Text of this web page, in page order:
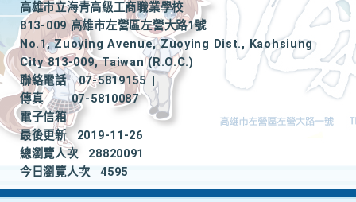
高雄市立海青高級工商職業學校
813-009 高雄市左營區左營大路1號
No.1, Zuoying Avenue, Zuoying Dist., Kaohsiung
City 813-009, Taiwan (R.O.C.)
聯絡電話
07-5819155
|
傳真
07-5810087
電子信箱
最後更新
2019-11-26
總瀏覽人次
28820091
今日瀏覽人次
4595